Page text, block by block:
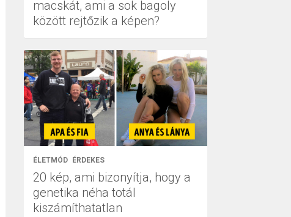
macskát, ami a sok bagoly
között rejtőzik a képen?
ÉLETMÓD ÉRDEKES
20 kép, ami bizonyítja, hogy a
genetika néha totál
kiszámíthatatlan